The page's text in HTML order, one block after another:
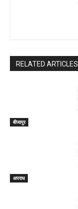
RELATED ARTICLES
बीजापुर
अपराध